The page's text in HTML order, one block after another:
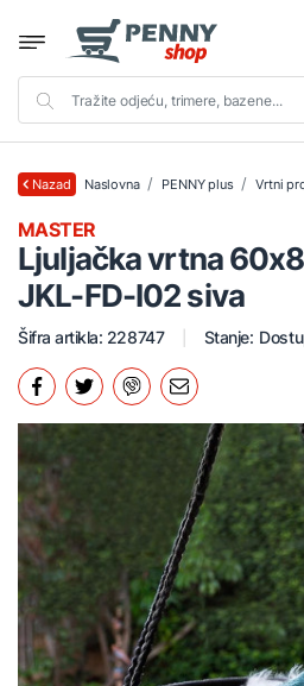
Nazad Naslovna PENNY plus Vrtni
Ljuljačka vrtna
JKL-FD-I02 siva
MASTER
Šifra artikla: 228747 Stanje: